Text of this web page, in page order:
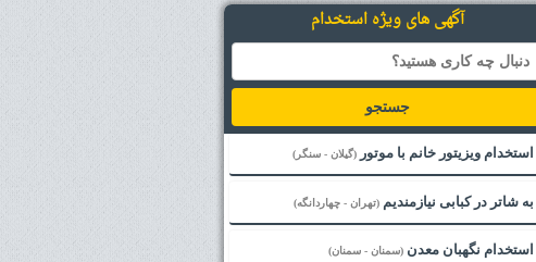
آگهی های ویژه استخدام
جستجو
استخدام ویزیتور خانم با موتور (گیلان - سنگر)
به شاتر در کبابی نیازمندیم (تهران - چهاردانگه)
استخدام نگهبان معدن (سمنان - سمنان)